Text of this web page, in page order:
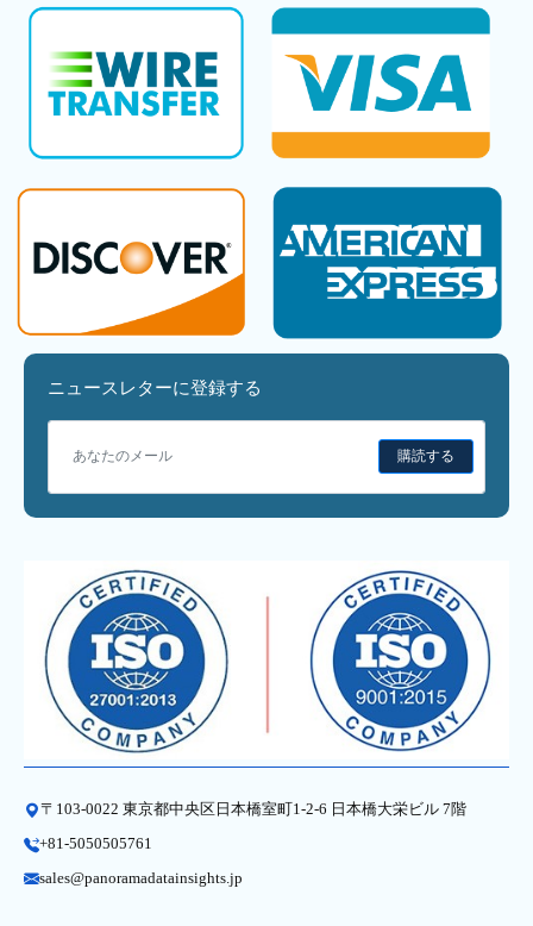
ニュースレターに登録する
購読する
〒103-0022 東京都中央区日本橋室町1-2-6 日本橋大栄ビル 7階
+81-5050505761
sales@panoramadatainsights.jp